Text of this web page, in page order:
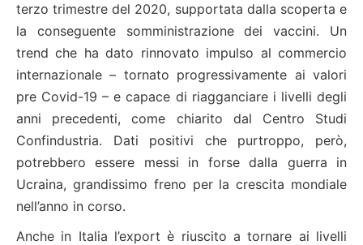
terzo trimestre del 2020, supportata dalla scoperta e
la conseguente somministrazione dei vaccini. Un
trend che ha dato rinnovato impulso al commercio
internazionale – tornato progressivamente ai valori
pre Covid-19 – e capace di riagganciare i livelli degli
anni precedenti, come chiarito dal Centro Studi
Confindustria. Dati positivi che purtroppo, però,
potrebbero essere messi in forse dalla guerra in
Ucraina, grandissimo freno per la crescita mondiale
nell’anno in corso.
Anche in Italia l’export è riuscito a tornare ai livelli